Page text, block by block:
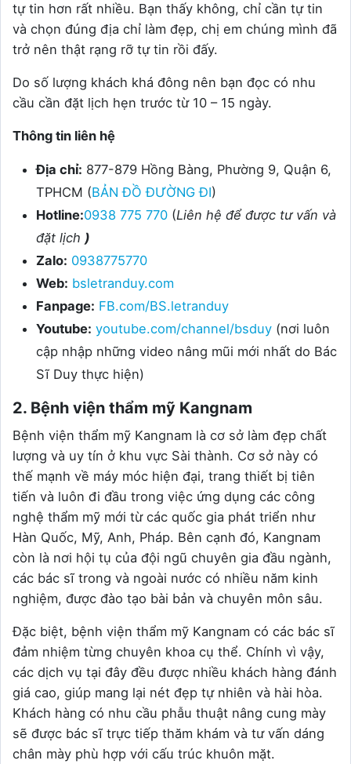
tự tin hơn rất nhiều. Bạn thấy không, chỉ cần tự tin
và chọn đúng địa chỉ làm đẹp, chị em chúng mình đã
trở nên thật rạng rỡ tự tin rồi đấy.
Do số lượng khách khá đông nên bạn đọc có nhu
cầu cần đặt lịch hẹn trước từ 10 – 15 ngày.
Thông tin liên hệ
Địa chỉ: 877-879 Hồng Bàng, Phường 9, Quận 6,
TPHCM (BẢN ĐỒ ĐƯỜNG ĐI)
Hotline:0938 775 770 (Liên hệ để được tư vấn và
đặt lịch )
Zalo: 0938775770
Web: bsletranduy.com
Fanpage: FB.com/BS.letranduy
Youtube: youtube.com/channel/bsduy (nơi luôn
cập nhập những video nâng mũi mới nhất do Bác
Sĩ Duy thực hiện)
2. Bệnh viện thẩm mỹ Kangnam
Bệnh viện thẩm mỹ Kangnam là cơ sở làm đẹp chất
lượng và uy tín ở khu vực Sài thành. Cơ sở này có
thế mạnh về máy móc hiện đại, trang thiết bị tiên
tiến và luôn đi đầu trong việc ứng dụng các công
nghệ thẩm mỹ mới từ các quốc gia phát triển như
Hàn Quốc, Mỹ, Anh, Pháp. Bên cạnh đó, Kangnam
còn là nơi hội tụ của đội ngũ chuyên gia đầu ngành,
các bác sĩ trong và ngoài nước có nhiều năm kinh
nghiệm, được đào tạo bài bản và chuyên môn sâu.
Đặc biệt, bệnh viện thẩm mỹ Kangnam có các bác sĩ
đảm nhiệm từng chuyên khoa cụ thể. Chính vì vậy,
các dịch vụ tại đây đều được nhiều khách hàng đánh
giá cao, giúp mang lại nét đẹp tự nhiên và hài hòa.
Khách hàng có nhu cầu phẫu thuật nâng cung mày
sẽ được bác sĩ trực tiếp thăm khám và tư vấn dáng
chân mày phù hợp với cấu trúc khuôn mặt.